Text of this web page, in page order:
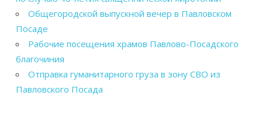
Общегородской выпускной вечер в Павловском
Посаде
Рабочие посещения храмов Павлово-Посадского
благочиния
Отправка гуманитарного груза в зону СВО из
Павловского Посада